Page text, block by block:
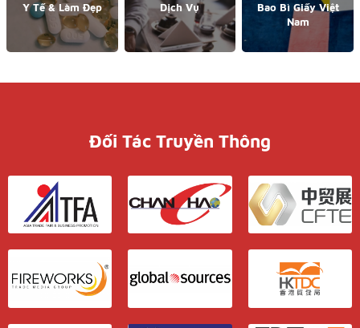
Y Tế & Làm Đẹp Dịch Vụ
Bao Bì Giấy Việt
Nam
Đối Tác Truyền Thông